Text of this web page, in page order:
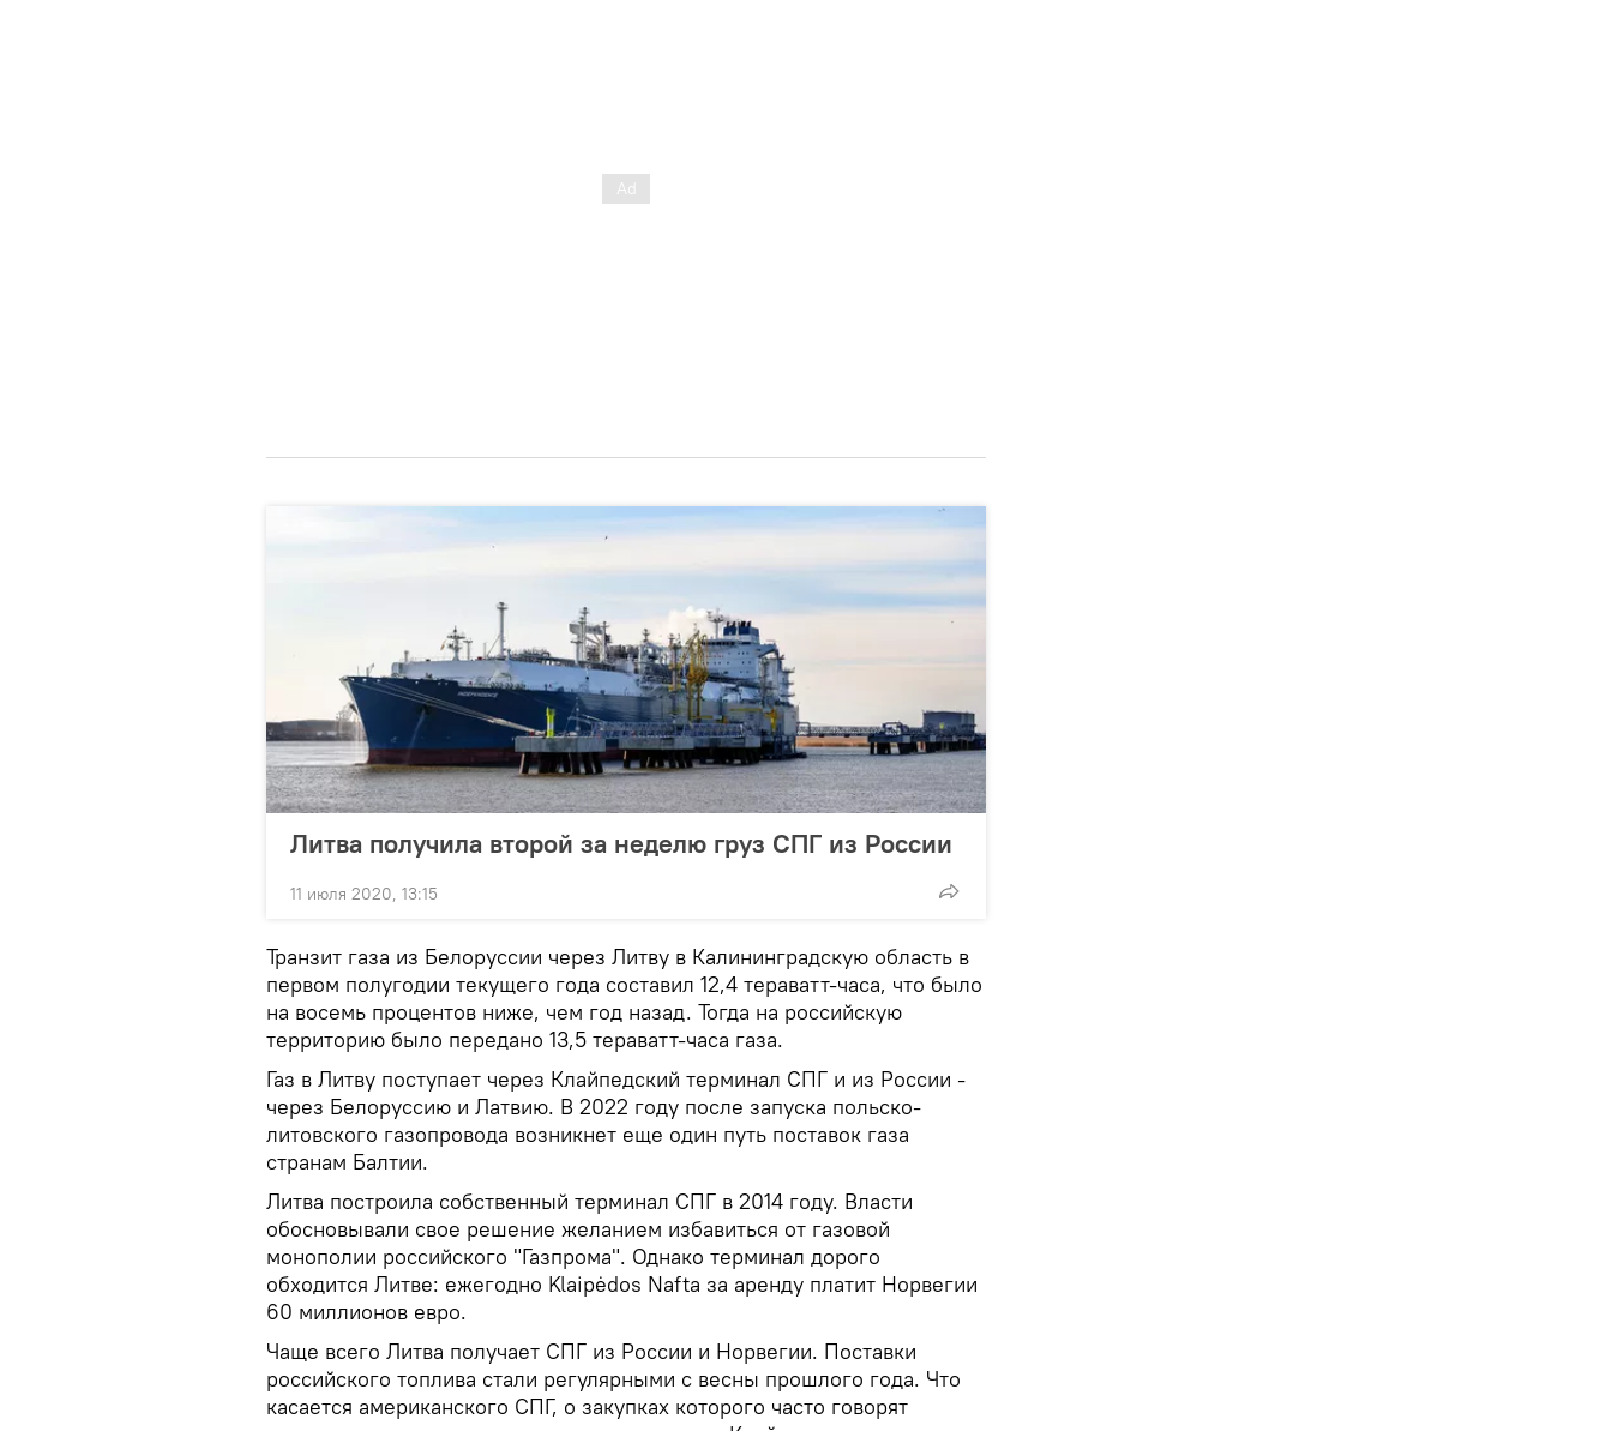
Литва получила второй за неделю груз СПГ из России
11 июля 2020, 13:15
Транзит газа из Белоруссии через Литву в Калининградскую область в
первом полугодии текущего года составил 12,4 тераватт-часа, что было
на восемь процентов ниже, чем год назад. Тогда на российскую
территорию было передано 13,5 тераватт-часа газа.
Газ в Литву поступает через Клайпедский терминал СПГ и из России -
через Белоруссию и Латвию. В 2022 году после запуска польско-
литовского газопровода возникнет еще один путь поставок газа
странам Балтии.
Литва построила собственный терминал СПГ в 2014 году. Власти
обосновывали свое решение желанием избавиться от газовой
монополии российского "Газпрома". Однако терминал дорого
обходится Литве: ежегодно Klaipėdos Nafta за аренду платит Норвегии
60 миллионов евро.
Чаще всего Литва получает СПГ из России и Норвегии. Поставки
российского топлива стали регулярными с весны прошлого года. Что
касается американского СПГ, о закупках которого часто говорят